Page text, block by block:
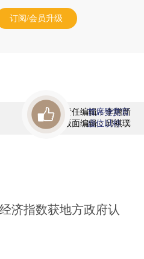
订阅/会员升级
责任编辑：李增新
版面编辑：邱祺璞
首席赞赏官
虚位以待
济指数获地方政府认